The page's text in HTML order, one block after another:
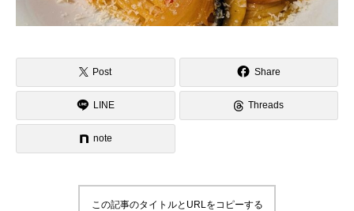
Post Share
LINE Threads
note
この記事のタイトルとURLをコピーする